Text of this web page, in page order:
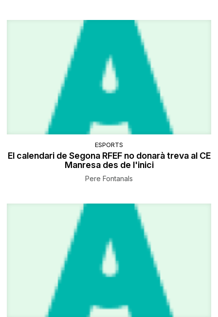
ESPORTS
El calendari de Segona RFEF no donarà treva al CE
Manresa des de l'inici
Pere Fontanals